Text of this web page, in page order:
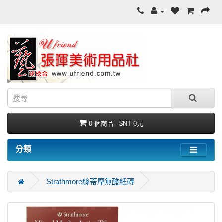
0 個商品 - $NT 0元
分類
Strathmore絲蒂摩無酸紙磚